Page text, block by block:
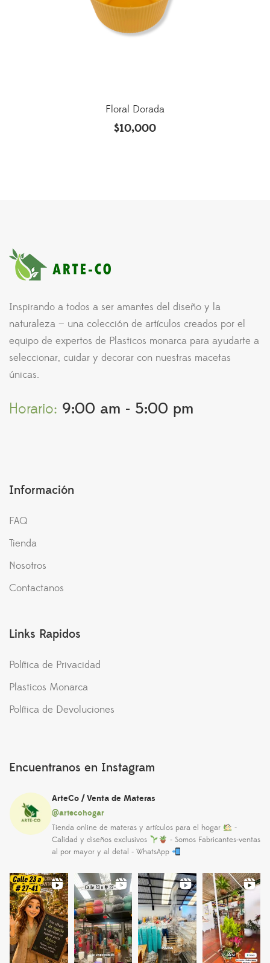
Floral Dorada
$10,000
Inspirando a todos a ser amantes del diseño y la
naturaleza — una colección de artículos creados por el
equipo de expertos de Plasticos monarca para ayudarte a
seleccionar, cuidar y decorar con nuestras macetas
únicas.
Horario: 9:00 am - 5:00 pm
Información
FAQ
Tienda
Nosotros
Contactanos
Links Rapidos
Política de Privacidad
Plasticos Monarca
Política de Devoluciones
Encuentranos en Instagram
ArteCo / Venta de Materas
@artecohogar
Tienda online de materas y artículos para el hogar
-
Calidad y diseños exclusivos
- Somos Fabricantes-ventas
al por mayor y al detal - WhatsApp